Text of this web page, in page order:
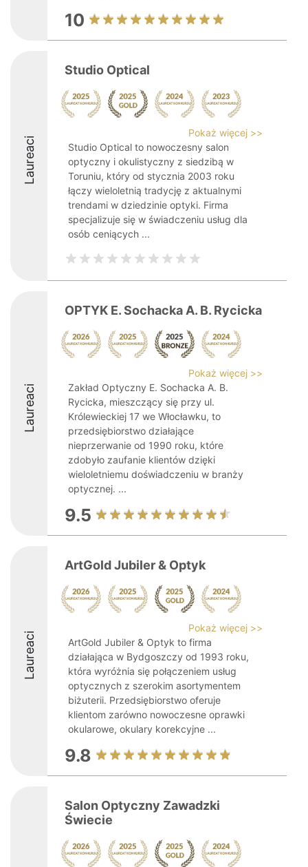
10
Laureaci
Studio Optical
Pokaż więcej >>
Studio Optical to nowoczesny salon
optyczny i okulistyczny z siedzibą w
Toruniu, który od stycznia 2003 roku
łączy wieloletnią tradycję z aktualnymi
trendami w dziedzinie optyki. Firma
specjalizuje się w świadczeniu usług dla
osób ceniących ...
Laureaci
OPTYK E. Sochacka A. B. Rycicka
Pokaż więcej >>
Zakład Optyczny E. Sochacka A. B.
Rycicka, mieszczący się przy ul.
Królewieckiej 17 we Włocławku, to
przedsiębiorstwo działające
nieprzerwanie od 1990 roku, które
zdobyło zaufanie klientów dzięki
wieloletniemu doświadczeniu w branży
optycznej. ...
9.5
Laureaci
ArtGold Jubiler & Optyk
Pokaż więcej >>
ArtGold Jubiler & Optyk to firma
działająca w Bydgoszczy od 1993 roku,
która wyróżnia się połączeniem usług
optycznych z szerokim asortymentem
biżuterii. Przedsiębiorstwo oferuje
klientom zarówno nowoczesne oprawki
okularowe, okulary korekcyjne ...
9.8
Salon Optyczny Zawadzki
Świecie